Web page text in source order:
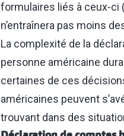
formulaires liés à ceux‑ci
n’entraînera pas moins
La complexité de la
personne américaine
certaines de ces
américaines peuvent
trouvant dans des